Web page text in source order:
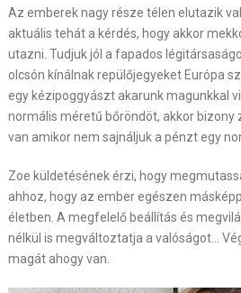
Az emberek nagy része télen elutazik
aktuális tehát a kérdés, hogy akkor
utazni. Tudjuk jól a fapados
olcsón kínálnak repülőjegyeket Európa
egy kézipoggyászt akarunk magunkkal
normális méretű bőröndöt, akkor bizony
van amikor nem sajnáljuk a pénzt egy
Zoe küldetésének érzi, hogy
ahhoz, hogy az ember egészen
életben. A megfelelő beállítás és
nélkül is megváltoztatja a valóságot…
magát ahogy van.